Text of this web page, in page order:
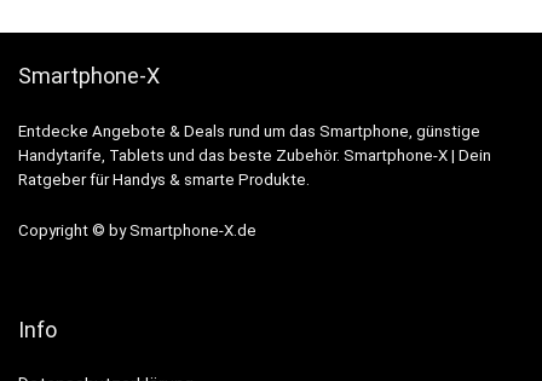
Smartphone-X
Entdecke Angebote & Deals rund um das Smartphone, günstige
Handytarife, Tablets und das beste Zubehör. Smartphone-X | Dein
Ratgeber für Handys & smarte Produkte.
Copyright © by Smartphone-X.de
Info